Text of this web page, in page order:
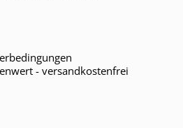
- versandkostenfrei